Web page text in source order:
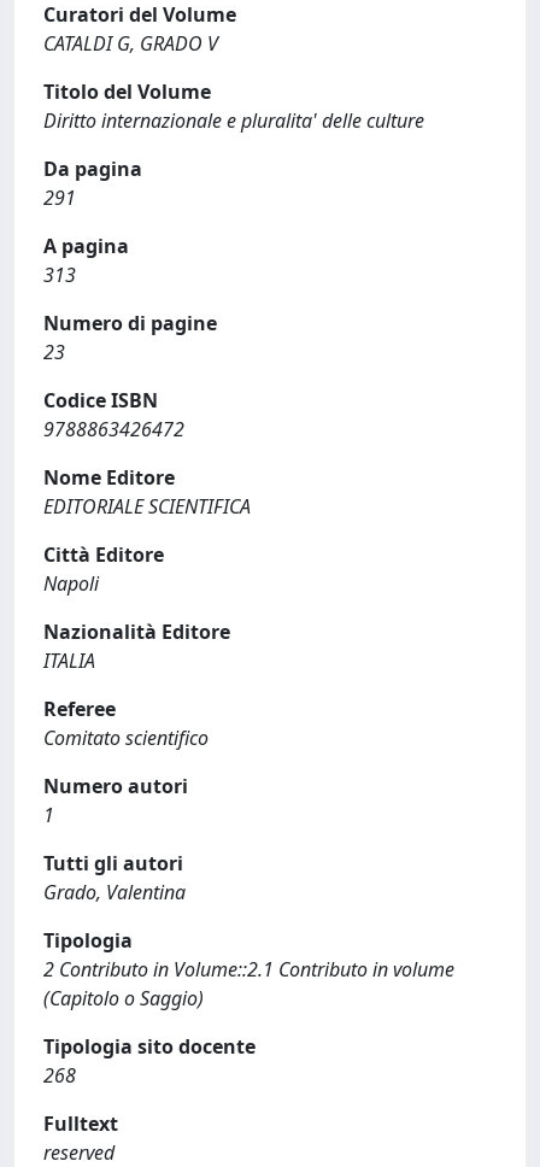
Curatori del Volume
CATALDI G, GRADO V
Titolo del Volume
Diritto internazionale e pluralita' delle culture
Da pagina
291
A pagina
313
Numero di pagine
23
Codice ISBN
9788863426472
Nome Editore
EDITORIALE SCIENTIFICA
Città Editore
Napoli
Nazionalità Editore
ITALIA
Referee
Comitato scientifico
Numero autori
1
Tutti gli autori
Grado, Valentina
Tipologia
2 Contributo in Volume::2.1 Contributo in volume
(Capitolo o Saggio)
Tipologia sito docente
268
Fulltext
reserved